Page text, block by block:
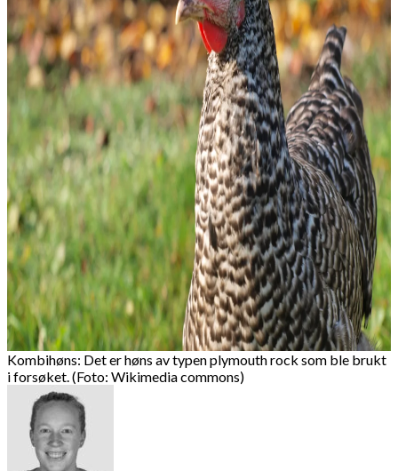
Kombihøns: Det er høns av typen plymouth rock som ble brukt
i forsøket. (Foto: Wikimedia commons)